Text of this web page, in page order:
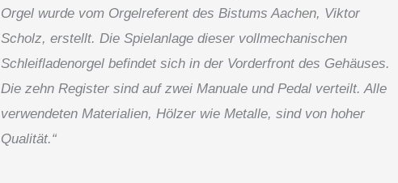
Orgel wur­de vom Orgelreferent des Bis­tums Aachen, Viktor
Scholz, er­stellt. Die Spielanlage dieser vollmechanischen
Schleifladen­orgel befindet sich in der Vor­derfront des Gehäuses.
Die zehn Register sind auf zwei Manuale und Pedal verteilt. Alle
verwendeten Materialien, Hölzer wie Metalle, sind von hoher
Qualität.“